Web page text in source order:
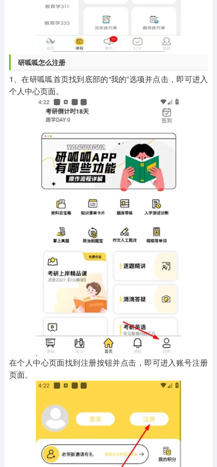
研呱呱怎么注册
1、在研呱呱首页找到底部的“我的”选项并点击，即可进入
个人中心页面。
在个人中心页面找到注册按钮并点击，即可进入账号注册
页面。